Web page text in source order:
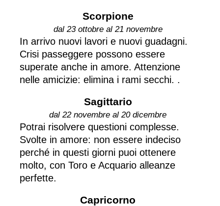
Scorpione
dal 23 ottobre al 21 novembre
In arrivo nuovi lavori e nuovi guadagni.
Crisi passeggere possono essere
superate anche in amore. Attenzione
nelle amicizie: elimina i rami secchi. .
Sagittario
dal 22 novembre al 20 dicembre
Potrai risolvere questioni complesse.
Svolte in amore: non essere indeciso
perché in questi giorni puoi ottenere
molto, con Toro e Acquario alleanze
perfette.
Capricorno